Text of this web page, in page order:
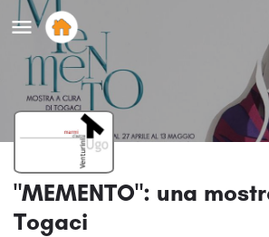
"MEMENTO": una
Togaci